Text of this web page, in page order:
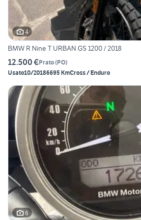
4
BMW R Nine T URBAN GS 1200 / 2018
12.500 €Prato(PO)
Usato10/20186695 KmCross / Enduro
6